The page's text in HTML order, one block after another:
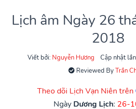
Lịch âm Ngày 26
2018
Viết bởi: Nguyễn Hương
Cập nhật
Reviewed ByTrần
Theo dõi Lịch Vạn Niên trên
Ngày Dương Lịch: 26-